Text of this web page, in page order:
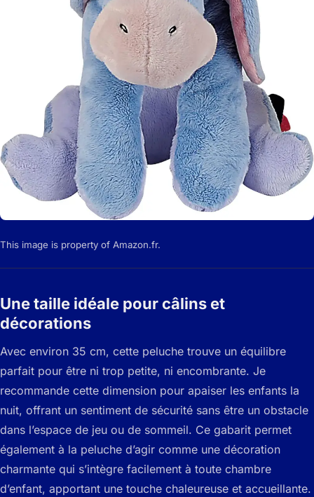
This image is property of Amazon.fr.
Une taille idéale pour câlins et
décorations
Avec environ 35 cm, cette peluche trouve un équilibre
parfait pour être ni trop petite, ni encombrante. Je
recommande cette dimension pour apaiser les enfants la
nuit, offrant un sentiment de sécurité sans être un obstacle
dans l’espace de jeu ou de sommeil. Ce gabarit permet
également à la peluche d’agir comme une décoration
charmante qui s’intègre facilement à toute chambre
d’enfant, apportant une touche chaleureuse et accueillante.